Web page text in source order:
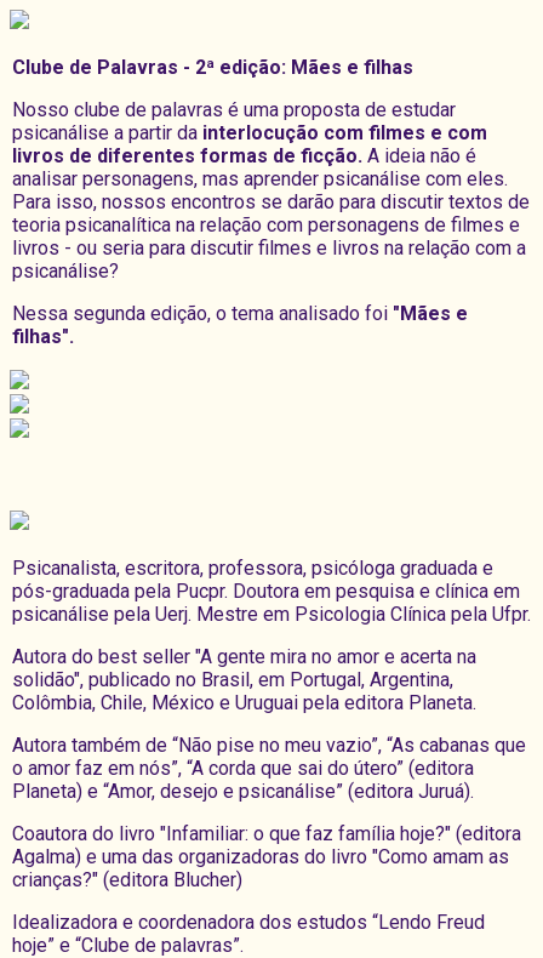
Clube de Palavras - 2ª edição: Mães e filhas
Nosso clube de palavras é uma proposta de estudar
psicanálise a partir da interlocução com filmes e com
livros de diferentes formas de ficção. A ideia não é
analisar personagens, mas aprender psicanálise com eles.
Para isso, nossos encontros se darão para discutir textos de
teoria psicanalítica na relação com personagens de filmes e
livros - ou seria para discutir filmes e livros na relação com a
psicanálise?
Nessa segunda edição, o tema analisado foi "Mães e
filhas".
Psicanalista, escritora, professora, psicóloga graduada e
pós-graduada pela Pucpr. Doutora em pesquisa e clínica em
psicanálise pela Uerj. Mestre em Psicologia Clínica pela Ufpr.
Autora do best seller "A gente mira no amor e acerta na
solidão", publicado no Brasil, em Portugal, Argentina,
Colômbia, Chile, México e Uruguai pela editora Planeta.
Autora também de “Não pise no meu vazio”, “As cabanas que
o amor faz em nós”, “A corda que sai do útero” (editora
Planeta) e “Amor, desejo e psicanálise” (editora Juruá).
Coautora do livro "Infamiliar: o que faz família hoje?" (editora
Agalma) e uma das organizadoras do livro "Como amam as
crianças?" (editora Blucher)
Idealizadora e coordenadora dos estudos “Lendo Freud
hoje” e “Clube de palavras”.